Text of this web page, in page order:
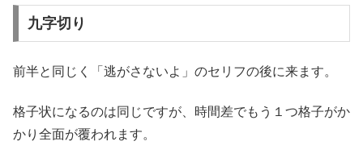
九字切り
前半と同じく「逃がさないよ」のセリフの後に来ます。
格子状になるのは同じですが、時間差でもう１つ格子がか
かり全面が覆われます。